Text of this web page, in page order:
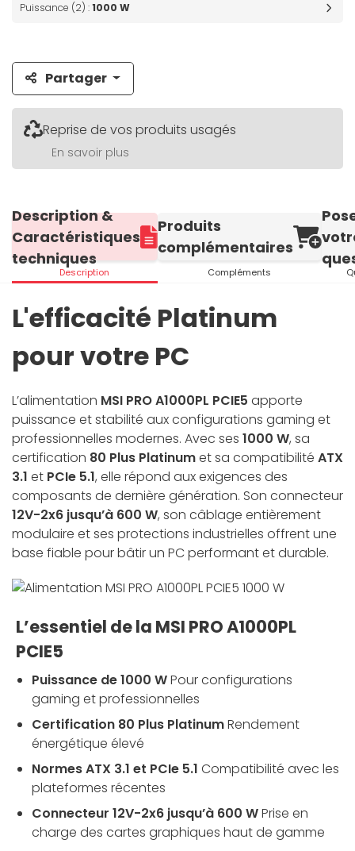
Puissance (2) :1000 W
Partager
Reprise de vos produits usagés
En savoir plus
Description &
Caractéristiques
techniques
Description
Produits
complémentaires
Compléments
L'efficacité Platinum
pour votre PC
L’alimentation MSI PRO A1000PL PCIE5 apporte
puissance et stabilité aux configurations gaming et
professionnelles modernes. Avec ses 1000 W, sa
certification 80 Plus Platinumet sa compatibilité ATX
3.1 et PCIe 5.1, elle répond aux exigences des
composants de dernière génération. Son connecteur
12V-2x6 jusqu’à 600 W, son câblage entièrement
modulaire et ses protections industrielles offrent une
base fiable pour bâtir un PC performant et durable.
L’essentiel de la MSI PRO A1000PL
PCIE5
Puissance de 1000 WPour configurations
gaming et professionnelles
Certification 80 Plus PlatinumRendement
énergétique élevé
Normes ATX 3.1 et PCIe 5.1 Compatibilité avec les
plateformes récentes
Connecteur 12V-2x6 jusqu’à 600 WPrise en
charge des cartes graphiques haut de gamme